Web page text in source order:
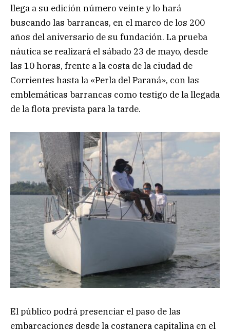
llega a su edición número veinte y lo hará
buscando las barrancas, en el marco de los 200
años del aniversario de su fundación. La prueba
náutica se realizará el sábado 23 de mayo, desde
las 10 horas, frente a la costa de la ciudad de
Corrientes hasta la «Perla del Paraná», con las
emblemáticas barrancas como testigo de la llegada
de la flota prevista para la tarde.
El público podrá presenciar el paso de las
embarcaciones desde la costanera capitalina en el